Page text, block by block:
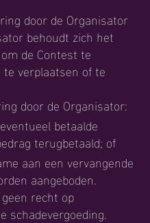
door de Organisator
behoudt zich het
de Contest te
verplaatsen of te
door de Organisator:
betaalde
terugbetaald; of
aan een vervangende
aangeboden.
recht op
schadevergoeding.